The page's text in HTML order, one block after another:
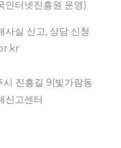
인터넷진흥원 운영)
사실 신고, 상담 신청
진흥길 9(빛가람동
신고센터